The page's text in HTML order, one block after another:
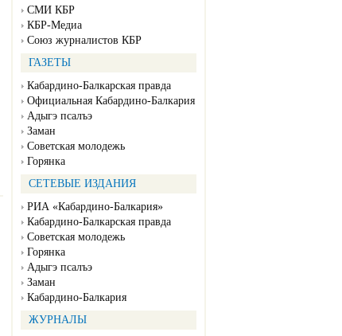
СМИ КБР
КБР-Медиа
Союз журналистов КБР
ГАЗЕТЫ
Кабардино-Балкарская правда
Официальная Кабардино-Балкария
Адыгэ псалъэ
Заман
Советская молодежь
Горянка
СЕТЕВЫЕ ИЗДАНИЯ
РИА «Кабардино-Балкария»
Кабардино-Балкарская правда
Советская молодежь
Горянка
Адыгэ псалъэ
Заман
Кабардино-Балкария
ЖУРНАЛЫ